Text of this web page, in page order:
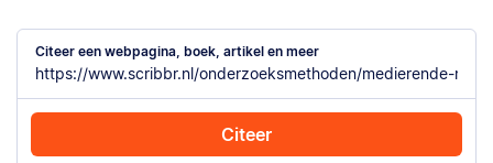
Citeer een webpagina, boek, artikel en meer
Citeer